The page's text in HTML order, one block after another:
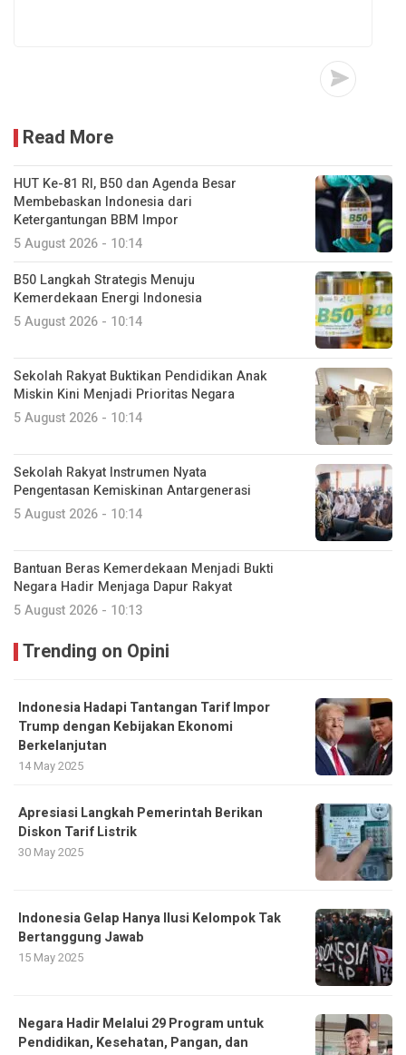
Read More
HUT Ke-81 RI, B50 dan Agenda Besar
Membebaskan Indonesia dari
Ketergantungan BBM Impor
5 August 2026 - 10:14
B50 Langkah Strategis Menuju
Kemerdekaan Energi Indonesia
5 August 2026 - 10:14
Sekolah Rakyat Buktikan Pendidikan Anak
Miskin Kini Menjadi Prioritas Negara
5 August 2026 - 10:14
Sekolah Rakyat Instrumen Nyata
Pengentasan Kemiskinan Antargenerasi
5 August 2026 - 10:14
Bantuan Beras Kemerdekaan Menjadi Bukti
Negara Hadir Menjaga Dapur Rakyat
5 August 2026 - 10:13
Trending on Opini
Indonesia Hadapi Tantangan Tarif Impor
Trump dengan Kebijakan Ekonomi
Berkelanjutan
14 May 2025
Apresiasi Langkah Pemerintah Berikan
Diskon Tarif Listrik
30 May 2025
Indonesia Gelap Hanya Ilusi Kelompok Tak
Bertanggung Jawab
15 May 2025
Negara Hadir Melalui 29 Program untuk
Pendidikan, Kesehatan, Pangan, dan